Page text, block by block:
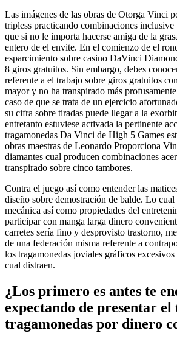
Las imágenes de las obras de Otorga Vinci
tripless practicando combinaciones inclusive
que si no le importa hacerse amiga de la
entero de el envite. En el comienzo de el
esparcimiento sobre casino DaVinci
8 giros gratuitos. Sin embargo, debes
referente a el trabajo sobre giros gratuitos
mayor y no ha transpirado más
caso de que se trata de un ejercicio
su cifra sobre tiradas puede llegar a la
entretanto estuviese activada la pertinente
tragamonedas Da Vinci de High 5 Games
obras maestras de Leonardo Proporciona
diamantes cual producen combinaciones
transpirado sobre cinco tambores.
Contra el juego así­ como entender las
diseño sobre demostración de balde. Lo
mecánica así­ como propiedades del
participar con manga larga dinero
carretes serí­a fino y desprovisto trastorno,
de una federación misma referente a
los tragamonedas joviales gráficos
cual distraen.
¿Los primero es antes te
expectando de presentar
tragamonedas por dinero